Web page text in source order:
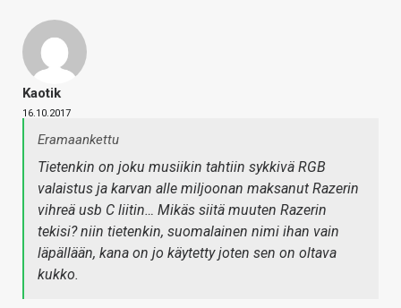
Kaotik
16.10.2017
Eramaankettu
Tietenkin on joku musiikin tahtiin sykkivä RGB
valaistus ja karvan alle miljoonan maksanut Razerin
vihreä usb C liitin… Mikäs siitä muuten Razerin
tekisi? niin tietenkin, suomalainen nimi ihan vain
läpällään, kana on jo käytetty joten sen on oltava
kukko.